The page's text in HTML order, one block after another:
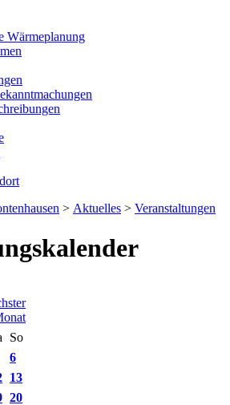
Wärmeplanung
> Aktuelles > Veranstaltungen
So
6
13
20